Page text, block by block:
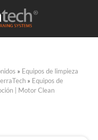
» Equipos de limpieza
» Equipos de
| Motor Clean